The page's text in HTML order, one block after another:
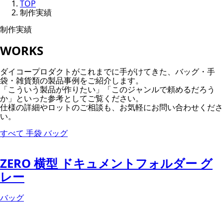
TOP
制作実績
制作実績
WORKS
ダイコープロダクトがこれまでに手がけてきた、バッグ・手
袋・雑貨類の製品事例をご紹介します。
「こういう製品が作りたい」「このジャンルで頼めるだろう
か」といった参考としてご覧ください。
仕様の詳細やロットのご相談も、お気軽にお問い合わせくださ
い。
すべて 手袋 バッグ
ZERO 横型 ドキュメントフォルダー グ
レー
バッグ